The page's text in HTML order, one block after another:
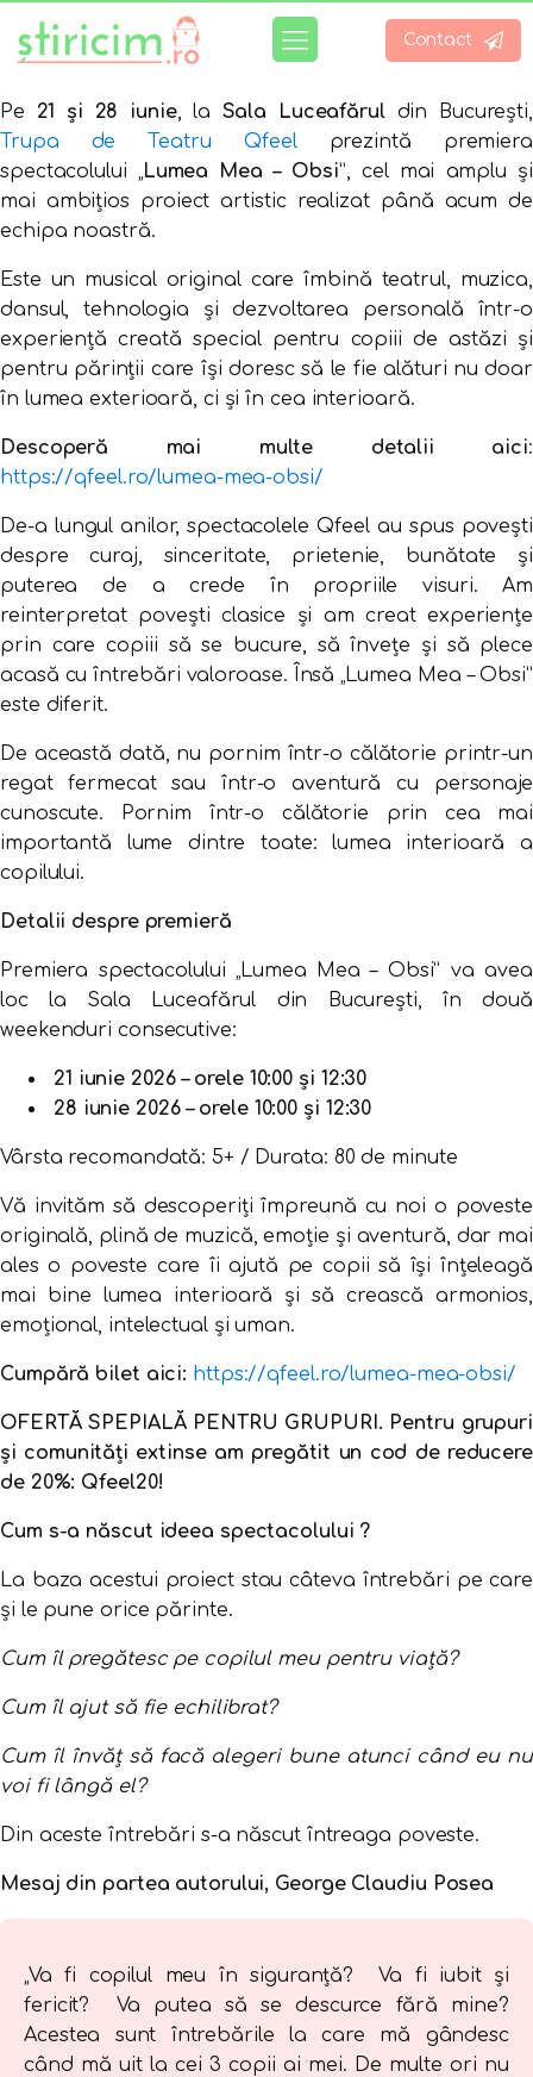
Contact
Pe 21 și 28 iunie, la Sala Luceafărul din București,
Trupa de Teatru Qfeel prezintă premiera
spectacolului „Lumea Mea – Obsi”, cel mai amplu și
mai ambițios proiect artistic realizat până acum de
echipa noastră.
Este un musical original care îmbină teatrul, muzica,
dansul, tehnologia și dezvoltarea personală într-o
experiență creată special pentru copiii de astăzi și
pentru părinții care își doresc să le fie alături nu doar
în lumea exterioară, ci și în cea interioară.
Descoperă mai multe detalii aici:
https://qfeel.ro/lumea-mea-obsi/
De-a lungul anilor, spectacolele Qfeel au spus povești
despre curaj, sinceritate, prietenie, bunătate și
puterea de a crede în propriile visuri. Am
reinterpretat povești clasice și am creat experiențe
prin care copiii să se bucure, să învețe și să plece
acasă cu întrebări valoroase. Însă „Lumea Mea – Obsi”
este diferit.
De această dată, nu pornim într-o călătorie printr-un
regat fermecat sau într-o aventură cu personaje
cunoscute. Pornim într-o călătorie prin cea mai
importantă lume dintre toate: lumea interioară a
copilului.
Detalii despre premieră
Premiera spectacolului „Lumea Mea – Obsi” va avea
loc la Sala Luceafărul din București, în două
weekenduri consecutive:
21 iunie 2026 – orele 10:00 și 12:30
28 iunie 2026 – orele 10:00 și 12:30
Vârsta recomandată: 5+ / Durata: 80 de minute
Vă invităm să descoperiți împreună cu noi o poveste
originală, plină de muzică, emoție și aventură, dar mai
ales o poveste care îi ajută pe copii să își înțeleagă
mai bine lumea interioară și să crească armonios,
emoțional, intelectual și uman.
Cumpără bilet aici: https://qfeel.ro/lumea-mea-obsi/
OFERTĂ SPEPIALĂ PENTRU GRUPURI. Pentru grupuri
și comunități extinse am pregătit un cod de reducere
de 20%: Qfeel20!
Cum s-a născut ideea spectacolului ?
La baza acestui proiect stau câteva întrebări pe care
și le pune orice părinte.
Cum îl pregătesc pe copilul meu pentru viață?
Cum îl ajut să fie echilibrat?
Cum îl învăț să facă alegeri bune atunci când eu nu
voi fi lângă el?
Din aceste întrebări s-a născut întreaga poveste.
Mesaj din partea autorului, George Claudiu Posea
„Va fi copilul meu în siguranță? Va fi iubit și
fericit? Va putea să se descurce fără mine?
Acestea sunt întrebările la care mă gândesc
când mă uit la cei 3 copii ai mei. De multe ori nu